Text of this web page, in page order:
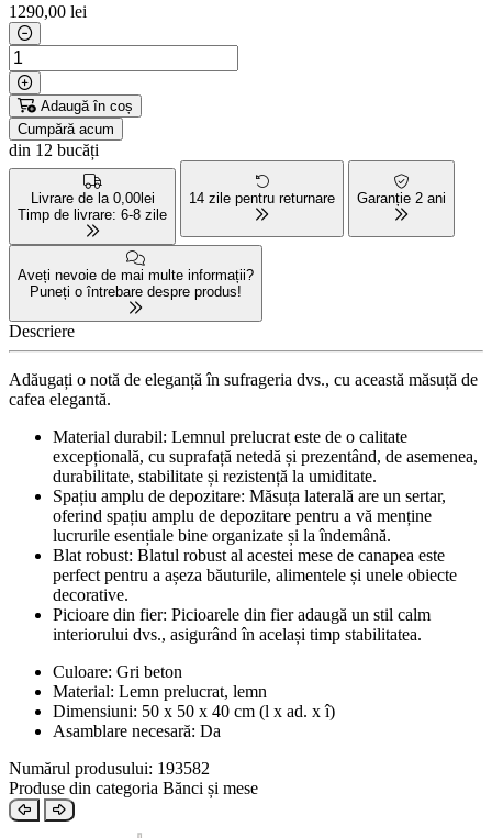
1290,00 lei
Adaugă în coș
Cumpără acum
din 12 bucăți
Livrare de la 0,00lei
Timp de livrare: 6-8 zile
14 zile pentru returnare Garanție 2 ani
Aveți nevoie de mai multe informații?
Puneți o întrebare despre produs!
Descriere
Adăugați o notă de eleganță în sufrageria dvs., cu această măsuță de
cafea elegantă.
Material durabil: Lemnul prelucrat este de o calitate
excepțională, cu suprafață netedă și prezentând, de asemenea,
durabilitate, stabilitate și rezistență la umiditate.
Spațiu amplu de depozitare: Măsuța laterală are un sertar,
oferind spațiu amplu de depozitare pentru a vă menține
lucrurile esențiale bine organizate și la îndemână.
Blat robust: Blatul robust al acestei mese de canapea este
perfect pentru a așeza băuturile, alimentele și unele obiecte
decorative.
Picioare din fier: Picioarele din fier adaugă un stil calm
interiorului dvs., asigurând în același timp stabilitatea.
Culoare: Gri beton
Material: Lemn prelucrat, lemn
Dimensiuni: 50 x 50 x 40 cm (l x ad. x î)
Asamblare necesară: Da
Numărul produsului: 193582
Produse din categoria Bănci și mese